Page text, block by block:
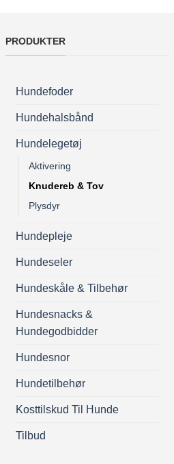
PRODUKTER
Hundefoder
Hundehalsbånd
Hundelegetøj
Aktivering
Knudereb & Tov
Plysdyr
Hundepleje
Hundeseler
Hundeskåle & Tilbehør
Hundesnacks &
Hundegodbidder
Hundesnor
Hundetilbehør
Kosttilskud Til Hunde
Tilbud